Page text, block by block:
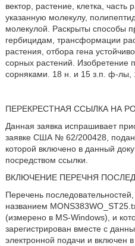
вектор, растение, клетка,
указанную молекулу,
молекулой. Раскрыты способы
гербицидам, трансформации
растения, отбора гена
сорных растений. Изобретение
сорняками. 18 н. и 15 з.п. ф-лы,
ПЕРЕКРЕСТНАЯ ССЫЛКА НА
Данная заявка испрашивает
заявке США № 62/200428,
которой включено в данный
посредством ссылки.
ВКЛЮЧЕНИЕ ПЕРЕЧНЯ
Перечень
названием
(измерено в MS-Windows), и
зарегистрирован вместе с
электронной подачи и включен